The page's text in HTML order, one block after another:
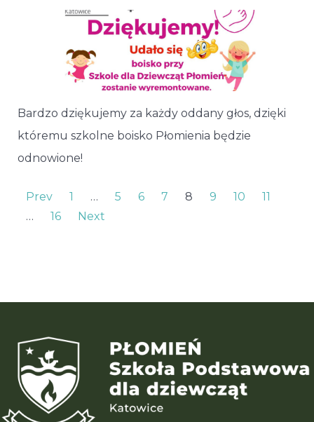
Bardzo dziękujemy za każdy oddany głos, dzięki
któremu szkolne boisko Płomienia będzie
odnowione!
Prev 1 … 5 6 7 8 9 10
11
…
16 Next